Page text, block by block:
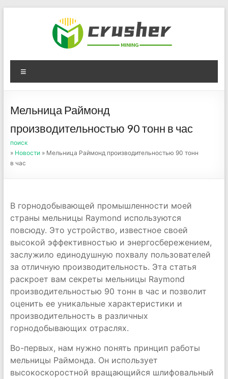
Оборудование для
дробления угля,
измельчения печного
порошка
Мельница Раймонд
производительностью 90 тонн в час
поиск
» Новости» Мельница Раймонд производительностью 90 тонн
в час
В горнодобывающей промышленности моей
страны мельницы Raymond используются
повсюду. Это устройство, известное своей
высокой эффективностью и энергосбережением,
заслужило единодушную похвалу пользователей
за отличную производительность. Эта статья
раскроет вам секреты мельницы Raymond
производительностью 90 тонн в час и позволит
оценить ее уникальные характеристики и
производительность в различных
горнодобывающих отраслях.
Во-первых, нам нужно понять принцип работы
мельницы Раймонда. Он использует
высокоскоростной вращающийся шлифовальный